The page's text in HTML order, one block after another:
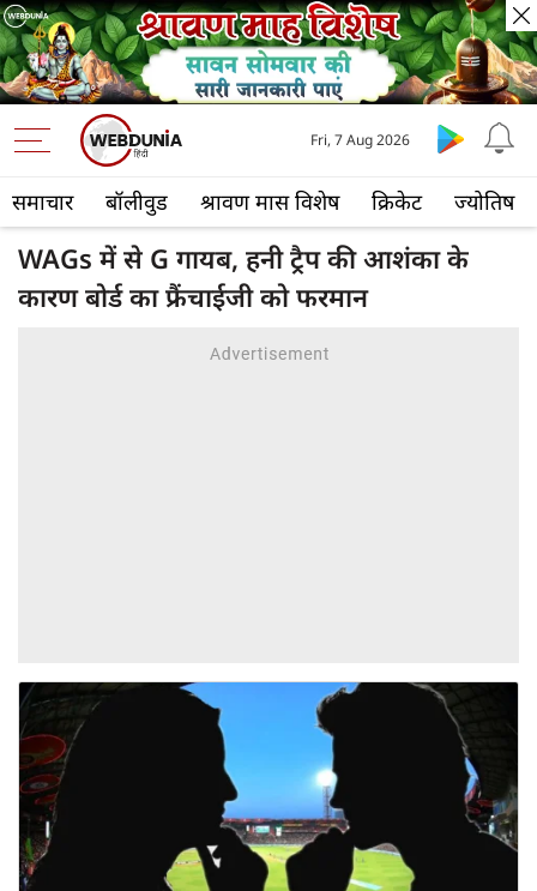
समाचार बॉलीवुड श्रावण मास विशेष क्रिकेट ज्योतिष
Fri, 7 Aug 2026
WAGs में से G गायब, हनी ट्रैप की आशंका के
कारण बोर्ड का फ्रैंचाईजी को फरमान